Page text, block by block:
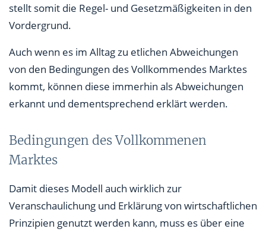
stellt somit die Regel- und Gesetzmäßigkeiten in den
Vordergrund.
Auch wenn es im Alltag zu etlichen Abweichungen
von den Bedingungen des Vollkommendes Marktes
kommt, können diese immerhin als Abweichungen
erkannt und dementsprechend erklärt werden.
Bedingungen des Vollkommenen
Marktes
Damit dieses Modell auch wirklich zur
Veranschaulichung und Erklärung von wirtschaftlichen
Prinzipien genutzt werden kann, muss es über eine